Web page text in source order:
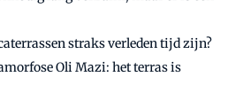
straks verleden tijd zijn?
Oli Mazi: het terras is